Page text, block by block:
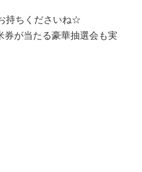
持ちくださいね☆
が当たる豪華抽選会も実